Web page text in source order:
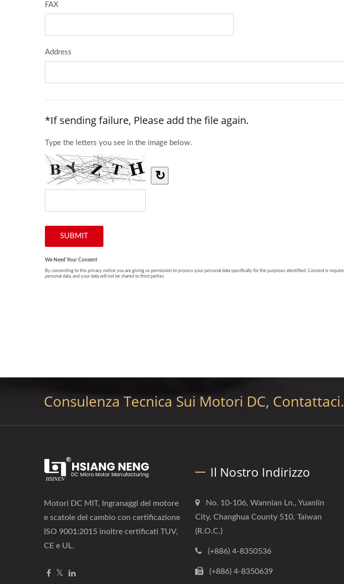
Consulenza Tecnica Sui Motori DC, Contattaci.
Motori DC MIT, Ingranaggi del motore
e scatole del cambio con certificazione
ISO 9001:2015 inoltre certificati TUV,
CE e UL.
Il Nostro Indirizzo
No. 10-106, Wannian Ln., Yuanlin
City, Changhua County 510, Taiwan
(R.O.C.)
(+886) 4-8350536
(+886) 4-8350639